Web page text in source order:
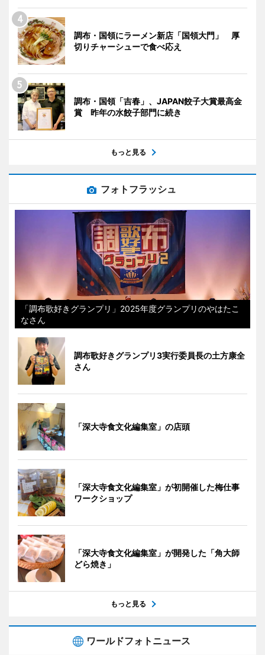
調布・国領にラーメン新店「国領大門」 厚
切りチャーシューで食べ応え
調布・国領「吉春」、JAPAN餃子大賞最高金
賞 昨年の水餃子部門に続き
もっと見る
フォトフラッシュ
「調布歌好きグランプリ」2025年度グランプリのやはたこ
なさん
調布歌好きグランプリ3実行委員長の土方康全
さん
「深大寺食文化編集室」の店頭
「深大寺食文化編集室」が初開催した梅仕事
ワークショップ
「深大寺食文化編集室」が開発した「角大師
どら焼き」
もっと見る
ワールドフォトニュース